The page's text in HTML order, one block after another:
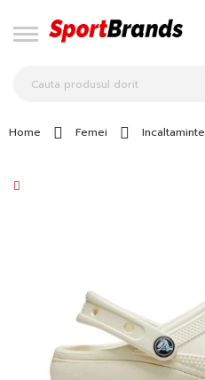
Home Femei Incaltaminte